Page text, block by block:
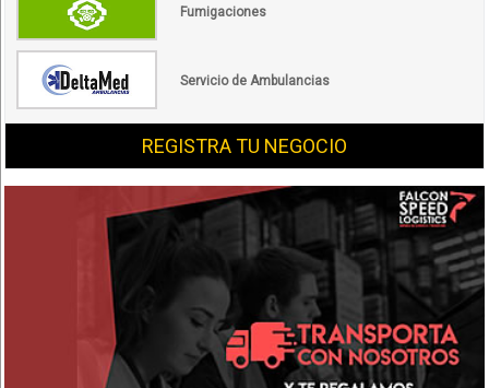
Fumigaciones
Servicio de Ambulancias
REGISTRA TU NEGOCIO